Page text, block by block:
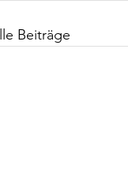
Beiträge